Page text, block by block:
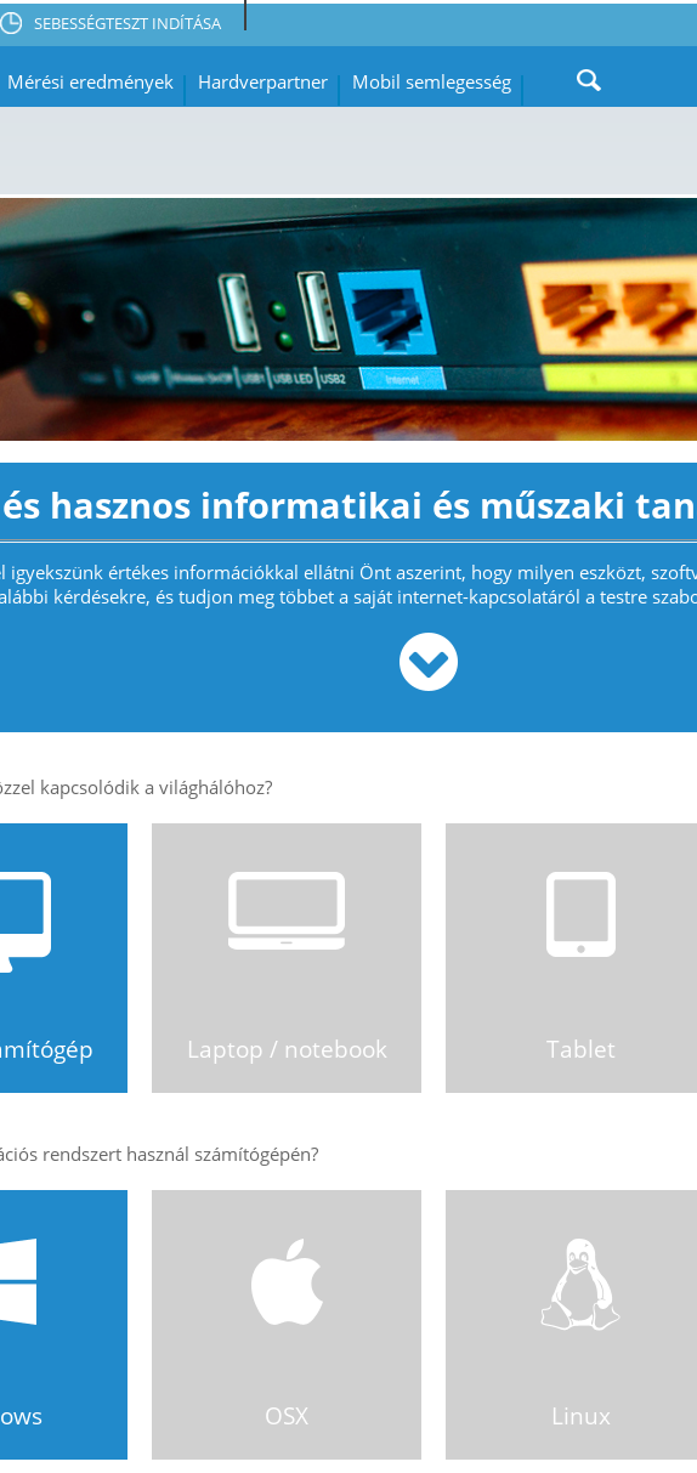
SEBESSÉGTESZT INDÍTÁSA
Mérési eredmények Hardverpartner Mobil semlegesség
hasznos informatikai és műszaki
igyekszünk értékes információkkal ellátni Önt aszerint, hogy milyen eszközt,
kérdésekre, és tudjon meg többet a saját internet-kapcsolatáról a testre
Laptop / notebook Tablet
OSX Linux